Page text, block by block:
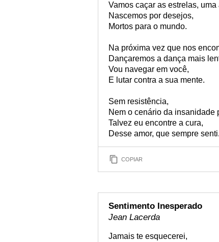
Vamos caçar as estrelas, uma
Nascemos por desejos,
Mortos para o mundo.
Na próxima vez que nos
Dançaremos a dança mais
Vou navegar em você,
E lutar contra a sua mente.
Sem resistência,
Nem o cenário da insanidade
Talvez eu encontre a cura,
Desse amor, que sempre senti.
COPIAR
Sentimento Inesperado
Jean Lacerda
Jamais te esquecerei,